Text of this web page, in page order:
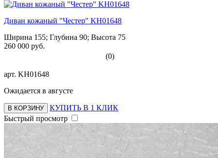
Диван кожаный "Честер" KH01648
Ширина 155; Глубина 90; Высота 75
260 000 руб.
(0)
арт. KH01648
Ожидается в августе
В КОРЗИНУ
КУПИТЬ В 1 КЛИК
Быстрый просмотр